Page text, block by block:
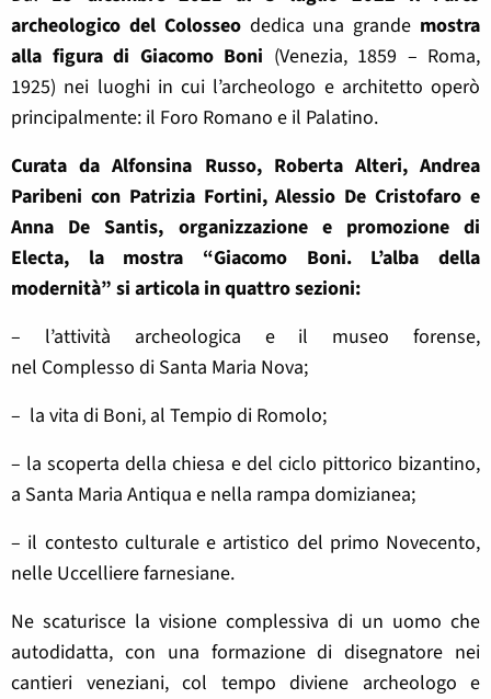
archeologico del Colosseo dedica una grande mostra
alla figura di Giacomo Boni (Venezia, 1859 – Roma,
1925) nei luoghi in cui l’archeologo e architetto operò
principalmente: il Foro Romano e il Palatino.
Curata da Alfonsina Russo, Roberta Alteri, Andrea
Paribeni con Patrizia Fortini, Alessio De Cristofaro e
Anna De Santis, organizzazione e promozione di
Electa, la mostra “Giacomo Boni. L’alba della
modernità” si articola in quattro sezioni:
– l’attività archeologica e il museo forense,
nel Complesso di Santa Maria Nova;
– la vita di Boni, al Tempio di Romolo;
– la scoperta della chiesa e del ciclo pittorico bizantino,
a Santa Maria Antiqua e nella rampa domizianea;
– il contesto culturale e artistico del primo Novecento,
nelle Uccelliere farnesiane.
Ne scaturisce la visione complessiva di un uomo che
autodidatta, con una formazione di disegnatore nei
cantieri veneziani, col tempo diviene archeologo e